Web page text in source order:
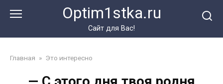
Optim1stka.ru
Сайт для Вас!
Главная » Это интересно